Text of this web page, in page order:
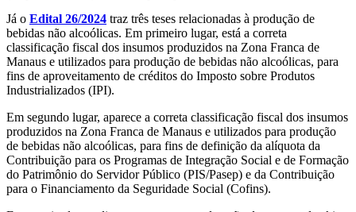
Já o Edital 26/2024 traz três teses relacionadas à produção de
bebidas não alcoólicas. Em primeiro lugar, está a correta
classificação fiscal dos insumos produzidos na Zona Franca de
Manaus e utilizados para produção de bebidas não alcoólicas, para
fins de aproveitamento de créditos do Imposto sobre Produtos
Industrializados (IPI).
Em segundo lugar, aparece a correta classificação fiscal dos insumos
produzidos na Zona Franca de Manaus e utilizados para produção
de bebidas não alcoólicas, para fins de definição da alíquota da
Contribuição para os Programas de Integração Social e de Formação
do Patrimônio do Servidor Público (PIS/Pasep) e da Contribuição
para o Financiamento da Seguridade Social (Cofins).